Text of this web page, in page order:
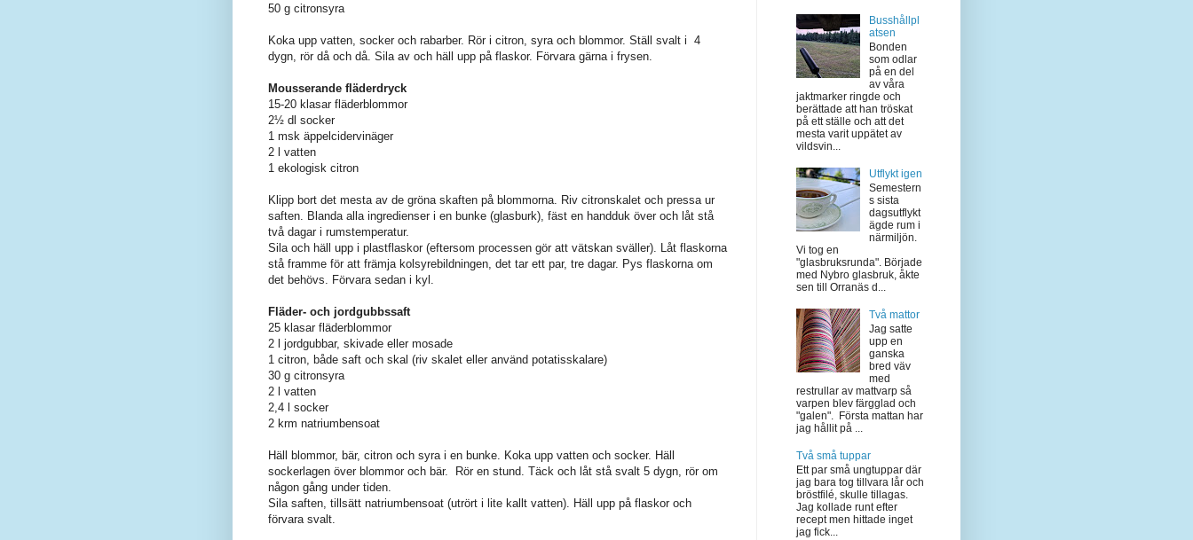
50 g citronsyra
Koka upp vatten, socker och rabarber. Rör i citron, syra och blommor. Ställ svalt i 4
dygn, rör då och då. Sila av och häll upp på flaskor. Förvara gärna i frysen.
Mousserande fläderdryck
15-20 klasar fläderblommor
2½ dl socker
1 msk äppelcidervinäger
2 l vatten
1 ekologisk citron
Klipp bort det mesta av de gröna skaften på blommorna. Riv citronskalet och pressa ur
saften. Blanda alla ingredienser i en bunke (glasburk), fäst en handduk över och låt stå
två dagar i rumstemperatur.
Sila och häll upp i plastflaskor (eftersom processen gör att vätskan sväller). Låt flaskorna
stå framme för att främja kolsyrebildningen, det tar ett par, tre dagar. Pys flaskorna om
det behövs. Förvara sedan i kyl.
Fläder- och jordgubbssaft
25 klasar fläderblommor
2 l jordgubbar, skivade eller mosade
1 citron, både saft och skal (riv skalet eller använd potatisskalare)
30 g citronsyra
2 l vatten
2,4 l socker
2 krm natriumbensoat
Häll blommor, bär, citron och syra i en bunke. Koka upp vatten och socker. Häll
sockerlagen över blommor och bär. Rör en stund. Täck och låt stå svalt 5 dygn, rör om
någon gång under tiden.
Sila saften, tillsätt natriumbensoat (utrört i lite kallt vatten). Häll upp på flaskor och
förvara svalt.
Busshållpl
atsen
Bonden
som odlar
på en del
av våra
jaktmarker ringde och
berättade att han tröskat
på ett ställe och att det
mesta varit uppätet av
vildsvin...
Utflykt igen
Semestern
s sista
dagsutflykt
ägde rum i
närmiljön.
Vi tog en
"glasbruksrunda". Började
med Nybro glasbruk, åkte
sen till Orranäs d...
Två mattor
Jag satte
upp en
ganska
bred väv
med
restrullar av mattvarp så
varpen blev färgglad och
"galen". Första mattan har
jag hållit på ...
Två små tuppar
Ett par små ungtuppar där
jag bara tog tillvara lår och
bröstfilé, skulle tillagas.
Jag kollade runt efter
recept men hittade inget
jag fick...